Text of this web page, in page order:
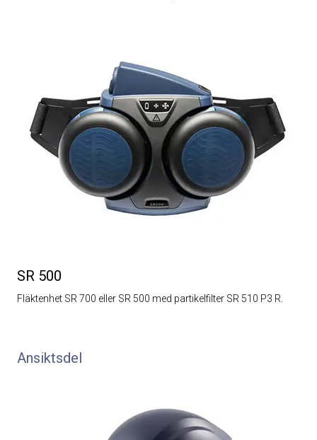
SR 500
Fläktenhet SR 700 eller SR 500 med partikelfilter SR 510 P3 R.
Ansiktsdel